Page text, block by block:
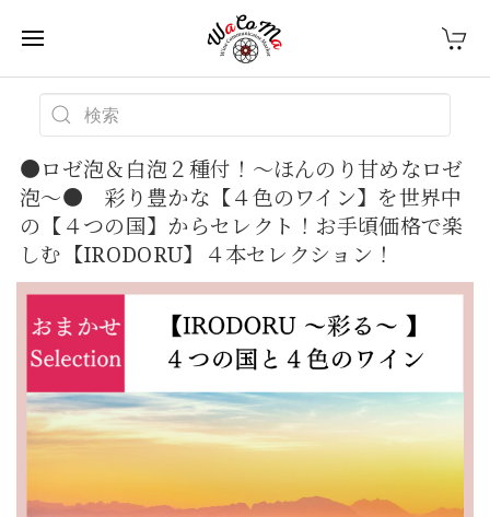
●ロゼ泡＆白泡２種付！～ほんのり甘めなロゼ
泡～● 彩り豊かな【４色のワイン】を世界中
の【４つの国】からセレクト！お手頃価格で楽
しむ【IRODORU】４本セレクション！